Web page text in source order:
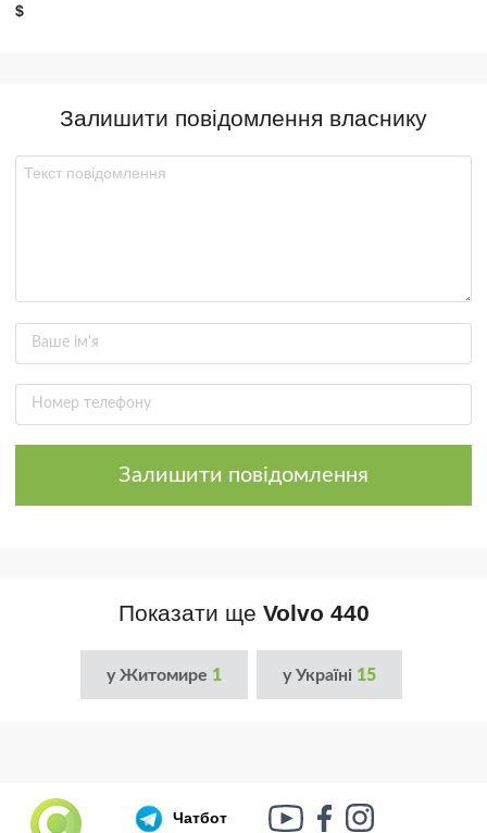
$
Залишити повідомлення власнику
Залишити повідомлення
Показати ще Volvo 440
у Житомире 1 у Україні 15
Чатбот